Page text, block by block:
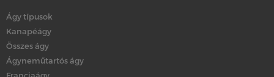
Ágy típusok
Kanapéágy
Összes ágy
Ágyneműtartós ágy
Franciaágy